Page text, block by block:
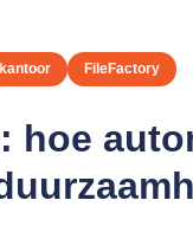
FileFactory
hoe